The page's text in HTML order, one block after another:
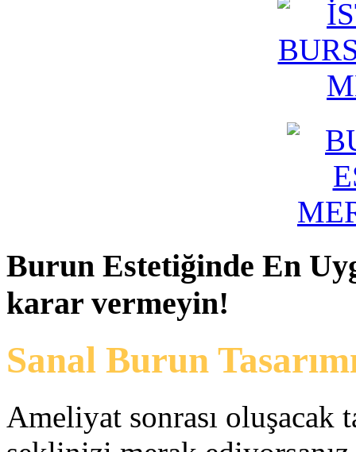
Burun Estetiğinde En
karar vermeyin!
Sanal Burun
Ameliyat sonrası oluşacak